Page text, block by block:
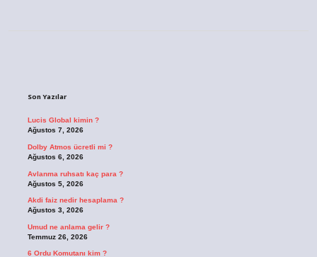
Son Yazılar
Lucis Global kimin ?
Ağustos 7, 2026
Dolby Atmos ücretli mi ?
Ağustos 6, 2026
Avlanma ruhsatı kaç para ?
Ağustos 5, 2026
Akdi faiz nedir hesaplama ?
Ağustos 3, 2026
Umud ne anlama gelir ?
Temmuz 26, 2026
6 Ordu Komutanı kim ?